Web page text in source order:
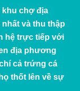
khu chợ địa
và thu thập
hệ trực tiếp với
địa phương
cả trứng cá
thốt lên về sự